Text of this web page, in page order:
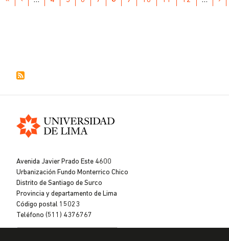
de
Lima
Avenida Javier Prado Este 4600
Urbanización Fundo Monterrico Chico
Distrito de Santiago de Surco
Provincia y departamento de Lima
Código postal 15023
Teléfono (511) 4376767